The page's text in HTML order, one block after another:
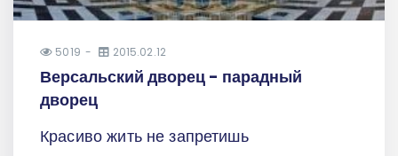
5019 2015.02.12
Версальский дворец - парадный
дворец
Красиво жить не запретишь